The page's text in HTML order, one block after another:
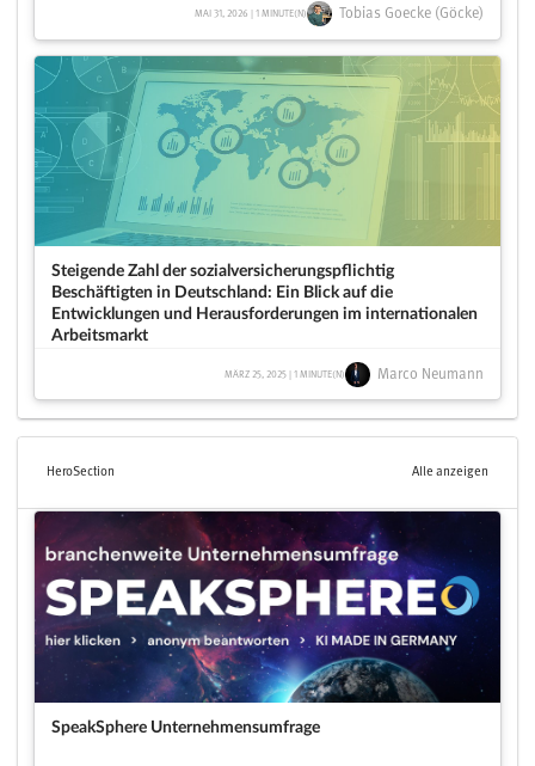
Tobias Goecke (Göcke)
MAI 31, 2026 | 1 MINUTE(N)
Steigende Zahl der sozialversicherungspflichtig
Beschäftigten in Deutschland: Ein Blick auf die
Entwicklungen und Herausforderungen im internationalen
Arbeitsmarkt
Marco Neumann
MÄRZ 25, 2025 | 1 MINUTE(N)
HeroSection Alle anzeigen
SpeakSphere Unternehmensumfrage